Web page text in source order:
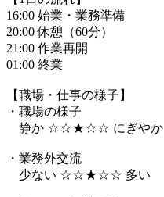
16:00 始業・業務準備
20:00 休憩（60分）
21:00 作業再開
01:00 終業
【職場・仕事の様子】
・職場の様子
静か ☆☆★☆☆ にぎやか
・業務外交流
少ない ☆☆★☆☆ 多い